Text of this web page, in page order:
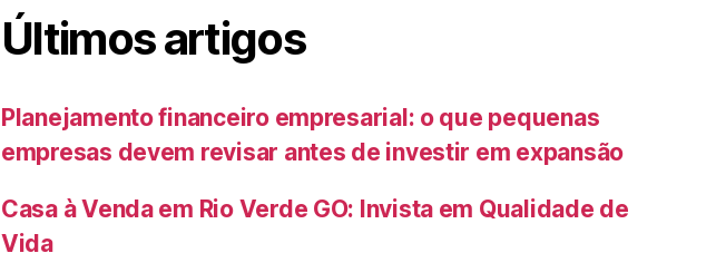
Últimos artigos
Planejamento financeiro empresarial: o que pequenas
empresas devem revisar antes de investir em expansão
Casa à Venda em Rio Verde GO: Invista em Qualidade de
Vida